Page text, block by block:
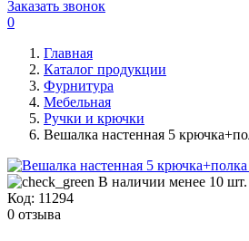
Заказать звонок
0
Главная
Каталог продукции
Фурнитура
Мебельная
Ручки и крючки
Вешалка настенная 5
В наличии менее 10 шт.
Код: 11294
0 отзыва